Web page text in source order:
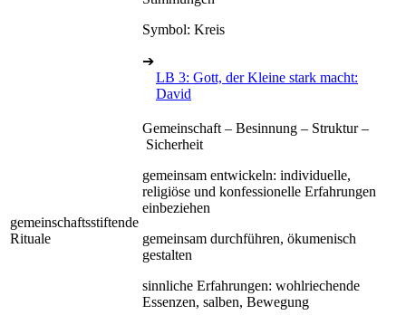
Symbol: Kreis
➔
LB 3: Gott, der Kleine stark macht:
David
gemeinschaftsstiftende
Rituale
Gemeinschaft – Besinnung – Struktur –
Sicherheit
gemeinsam entwickeln: individuelle,
religiöse und konfessionelle Erfahrungen
einbeziehen
gemeinsam durchführen, ökumenisch
gestalten
sinnliche Erfahrungen: wohlriechende
Essenzen, salben, Bewegung